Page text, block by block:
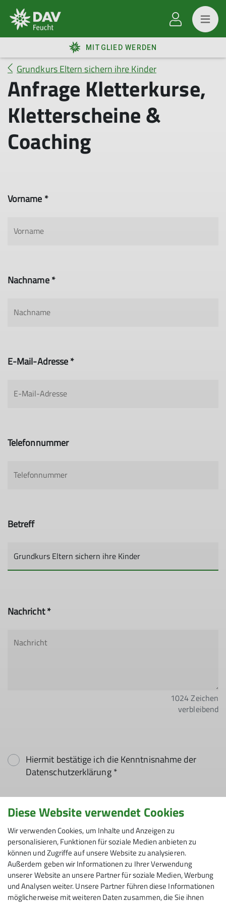
MITGLIED WERDEN
Grundkurs Eltern sichern ihre Kinder
Anfrage Kletterkurse,
Kletterscheine &
Coaching
Vorname *
Nachname *
E-Mail-Adresse *
Telefonnummer
Betreff
Nachricht *
1024Zeichen
verbleibend
Hiermit bestätige ich die Kenntnisnahme der
Datenschutzerklärung *
Hiermit erkläre ich mich einverstanden, dass
meine in das Kontaktformular eingegebenen
Daten elektronisch gesichert und zum Zweck der
Kontaktaufnahme verarbeitet und genutzt
werden. Mir ist bekannt, dass ich meine
Einwilligung jederzeit wiederrufen kann. *
Mit (*) markierte Felder
Diese Website verwendet Cookies
Wir verwenden Cookies, um Inhalte und Anzeigen zu
personalisieren, Funktionen für soziale Medien anbieten zu
können und Zugriffe auf unsere Website zu analysieren.
Außerdem geben wir Informationen zu Ihrer Verwendung
unserer Website an unsere Partner für soziale Medien, Werbung
und Analysen weiter. Unsere Partner führen diese Informationen
möglicherweise mit weiteren Daten zusammen, die Sie ihnen